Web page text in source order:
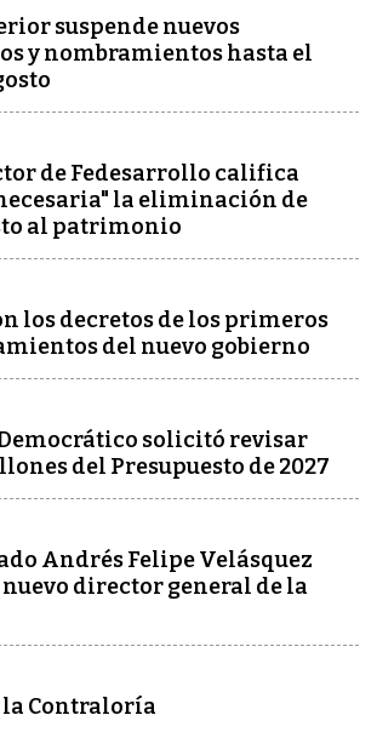
suspende nuevos
y nombramientos hasta el
de Fedesarrollo califica
la eliminación de
al patrimonio
los decretos de los primeros
del nuevo gobierno
solicitó revisar
del Presupuesto de 2027
Andrés Felipe Velásquez
director general de la
la Contraloría